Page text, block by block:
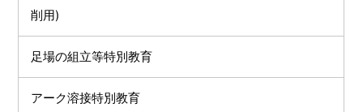
削用)
足場の組立等特別教育
アーク溶接特別教育